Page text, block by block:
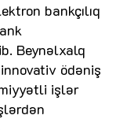
bankçılıq
Beynəlxalq
ödəniş
işlər